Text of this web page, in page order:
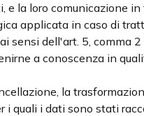
e la loro comunicazione
applicata in caso di
dell'art. 5, comma 2
a conoscenza in
la
quali i dati sono stati